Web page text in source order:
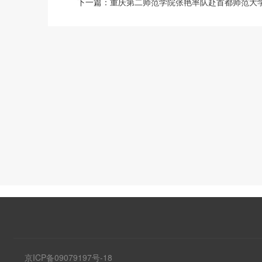
京ICP备09079197号-18